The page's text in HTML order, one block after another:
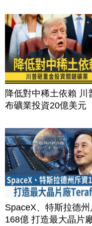
降低對中稀土依賴 川
布礦業投資20億美元
SpaceX、特斯拉德州
168億 打造最大晶片